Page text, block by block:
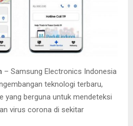
– Samsung Electronics Indonesia
teknologi terbaru,
yang berguna untuk mendeteksi
virus corona di sekitar